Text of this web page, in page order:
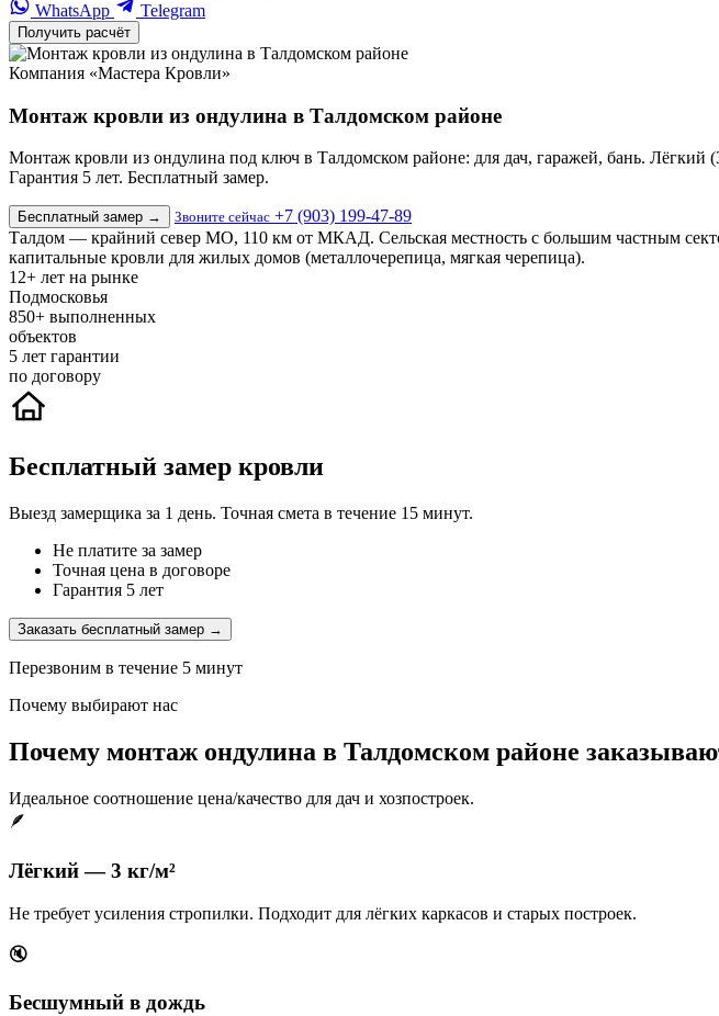
WhatsApp
Telegram
Получить расчёт
Компания «Мастера Кровли»
Монтаж кровли из ондулина в Талдомском районе
Монтаж кровли из ондулина под ключ в Талдомском районе: для дач, гаражей, бань.
Гарантия 5 лет. Бесплатный замер.
Бесплатный замер → Звоните сейчас +7 (903) 199-47-89
Талдом — крайний север МО, 110 км от МКАД. Сельская местность с большим частным
капитальные кровли для жилых домов (металлочерепица, мягкая черепица).
12+ лет на рынке
Подмосковья
850+ выполненных
объектов
5 лет гарантии
по договору
Бесплатный замер кровли
Выезд замерщика за 1 день. Точная смета в течение 15 минут.
Не платите за замер
Точная цена в договоре
Гарантия 5 лет
Заказать бесплатный замер →
Перезвоним в течение 5 минут
Почему выбирают нас
Почему монтаж ондулина в Талдомском районе
Идеальное соотношение цена/качество для дач и хозпостроек.
🪶
Лёгкий — 3 кг/м²
Не требует усиления стропилки. Подходит для лёгких каркасов и старых построек.
🔇
Бесшумный в дождь